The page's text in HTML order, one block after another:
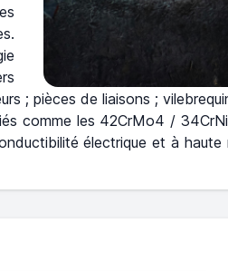
; pièces de liaisons ;
comme les 42CrMo4 /
électrique et à